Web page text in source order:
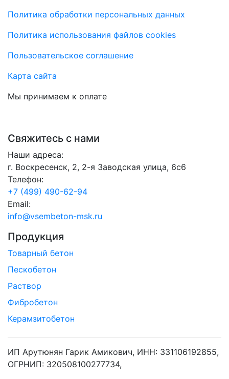
Политика обработки персональных данных
Политика использования файлов cookies
Пользовательское соглашение
Карта сайта
Мы принимаем к оплате
Свяжитесь с нами
Наши адреса:
г. Воскресенск, 2, 2-я Заводская улица, 6с6
Телефон:
+7 (499) 490-62-94
Email:
info@vsembeton-msk.ru
Продукция
Товарный бетон
Пескобетон
Раствор
Фибробетон
Керамзитобетон
ИП Арутюнян Гарик Амикович, ИНН: 331106192855,
ОГРНИП: 320508100277734,